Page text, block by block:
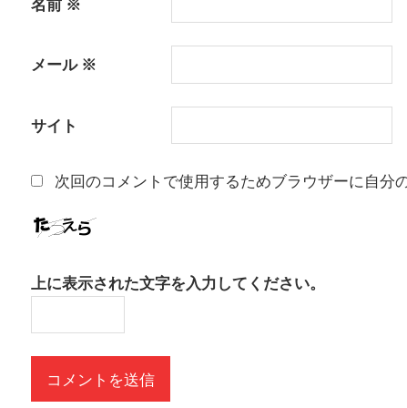
名前 ※
メール ※
サイト
次回のコメントで使用するためブラウザーに自分
上に表示された文字を入力してください。